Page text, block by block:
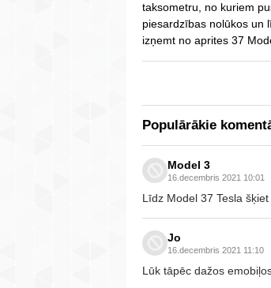
taksometru, no kuriem
piesardzības nolūkos un
izņemt no aprites 37
Populārākie
Model 3
16.decembris 2021 10:01
Līdz Model 37 Tesla
Jo
16.decembris 2021 11:10
Lūk tāpēc dažos